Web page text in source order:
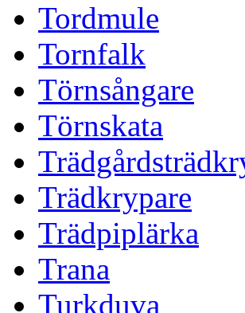
Tordmule
Tornfalk
Törnsångare
Törnskata
Trädkrypare
Trädpiplärka
Trana
Turkduva